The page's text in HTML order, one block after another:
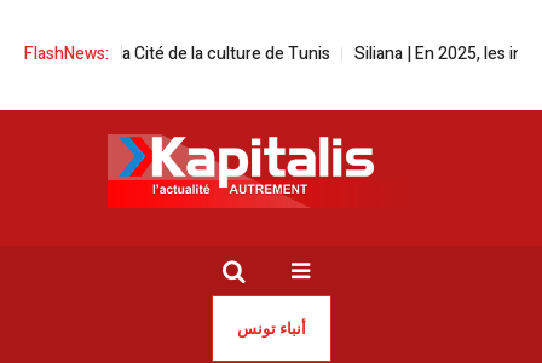
FlashNews:
à la Cité de la culture de Tunis Siliana | En 2025, les incendies
أنباء تونس